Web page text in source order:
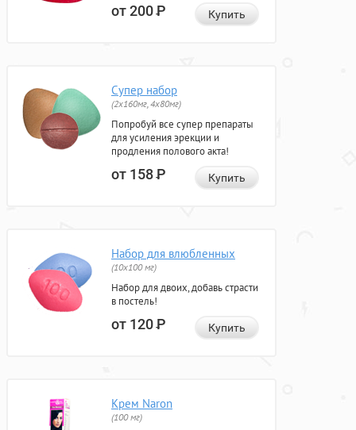
от 200Р Купить
Супер набор
(2х160мг, 4х80мг)
Попробуй все супер препараты
для усиления эрекции и
продления полового акта!
от 158Р Купить
Набор для влюбленных
(10х100 мг)
Набор для двоих, добавь страсти
в постель!
от 120Р Купить
Крем Naron
(100 мг)